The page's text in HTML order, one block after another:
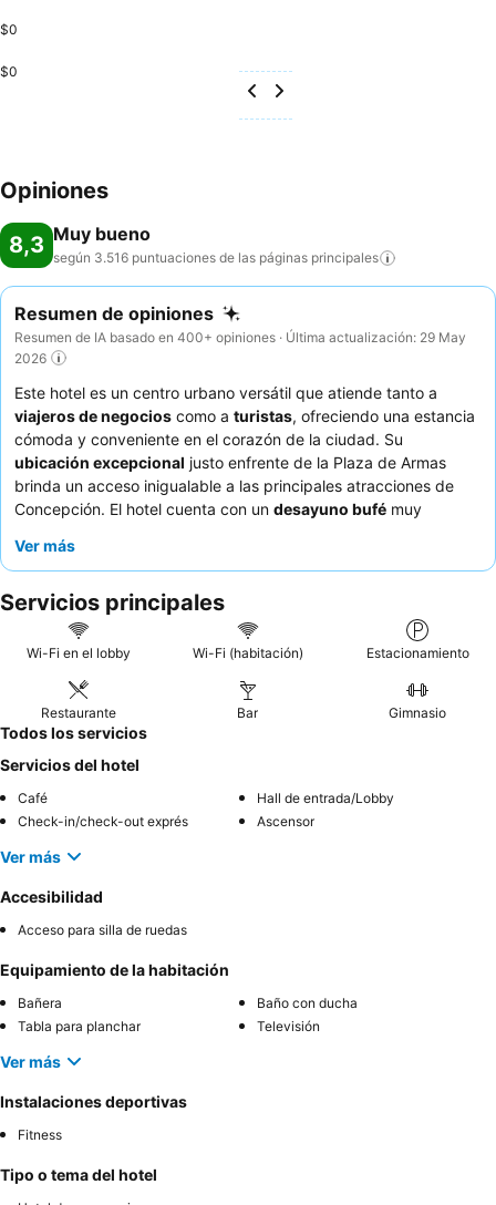
$0
$0
Opiniones
8,3 Muy bueno
según 3.516 puntuaciones de las páginas principales
Resumen de opiniones
Resumen de IA basado en 400+ opiniones · Última actualización: 29 May
2026
Este hotel es un centro urbano versátil que atiende tanto a
viajeros de negocios como a turistas, ofreciendo una estancia
cómoda y conveniente en el corazón de la ciudad. Su
ubicación excepcional justo enfrente de la Plaza de Armas
brinda un acceso inigualable a las principales atracciones de
Concepción. El hotel cuenta con un desayuno bufé muy
huéspedes elogian constantemente al
tranquila, los huéspedes pueden considerar solicitar una
habitación que no dé a la calle debido al ruido ocasional de los
eventos.
Ver más
Servicios principales
Wi-Fi en el lobby Wi-Fi (habitación) Estacionamiento
Restaurante Bar Gimnasio
Todos los servicios
Servicios del hotel
Café
Hall de entrada/Lobby
Check-in/check-out exprés
Ascensor
Ver más
Accesibilidad
Acceso para silla de ruedas
Equipamiento de la habitación
Bañera
Baño con ducha
Tabla para planchar
Televisión
Ver más
Instalaciones deportivas
Fitness
Tipo o tema del hotel